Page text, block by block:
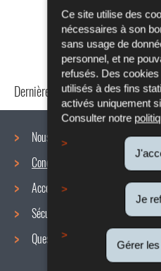
Ce site utilise des
nécessaires à son
sans usage de
personnel, et ne
refusés. Des
utilisés à des fins
activés uniquement
Consulter notre
Je
Gérer
Dernière mise à jour22/10/2019
Menu
de
navigation
Nous connaître
Conditions de travail
Accords collectifs
Sécurité / Santé au travail
Questions / réponses